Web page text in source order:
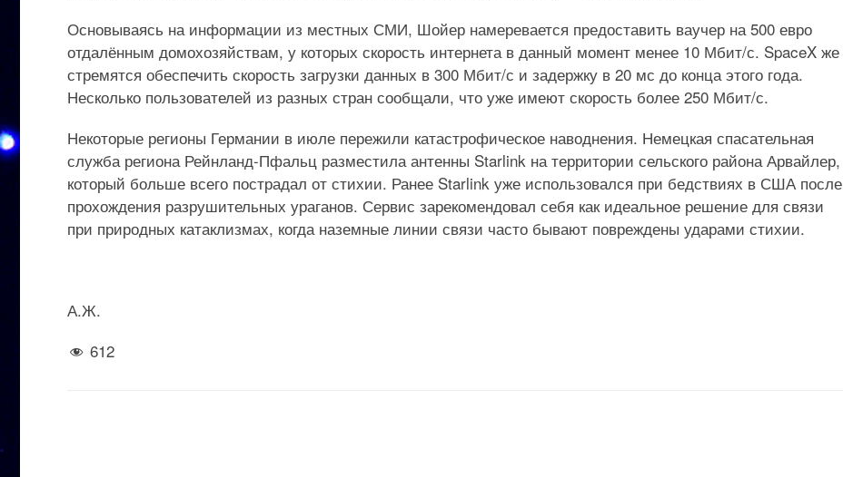
Основываясь на информации из местных СМИ, Шойер намеревается предоставить ваучер на 500 евро
отдалённым домохозяйствам, у которых скорость интернета в данный момент менее 10 Мбит/с. SpaceX же
стремятся обеспечить скорость загрузки данных в 300 Мбит/с и задержку в ​​20 мс до конца этого года.
Несколько пользователей из разных стран сообщали, что уже имеют скорость более 250 Мбит/с.
Некоторые регионы Германии в июле пережили катастрофическое наводнения. Немецкая спасательная
служба региона Рейнланд-Пфальц разместила антенны Starlink на территории сельского района Арвайлер,
который больше всего пострадал от стихии. Ранее Starlink уже использовался при бедствиях в США после
прохождения разрушительных ураганов. Сервис зарекомендовал себя как идеальное решение для связи
при природных катаклизмах, когда наземные линии связи часто бывают повреждены ударами стихии.
А.Ж.
612